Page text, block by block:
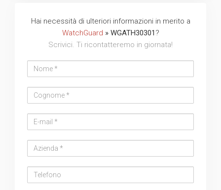
Hai necessità di ulteriori informazioni in merito a
WatchGuard » WGATH30301 ?
Scrivici. Ti ricontatteremo in giornata!
address